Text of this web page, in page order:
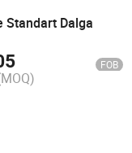
Standart Dalga
FOB